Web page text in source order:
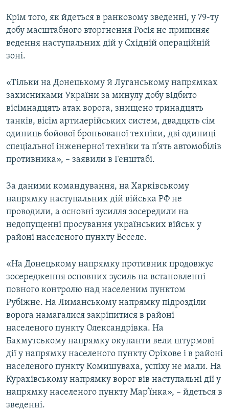
Крім того, як йдеться в ранковому зведенні, у 79-ту
добу масштабного вторгнення Росія не припиняє
ведення наступальних дій у Східній операційній
зоні.
«Тільки на Донецькому й Луганському напрямках
захисниками України за минулу добу відбито
вісімнадцять атак ворога, знищено тринадцять
танків, вісім артилерійських систем, двадцять сім
одиниць бойової броньованої техніки, дві одиниці
спеціальної інженерної техніки та п’ять автомобілів
противника», – заявили в Генштабі.
За даними командування, на Харківському
напрямку наступальних дій війська РФ не
проводили, а основні зусилля зосередили на
недопущенні просування українських військ у
районі населеного пункту Веселе.
«На Донецькому напрямку противник продовжує
зосередження основних зусиль на встановленні
повного контролю над населеним пунктом
Рубіжне. На Лиманському напрямку підрозділи
ворога намагалися закріпитися в районі
населеного пункту Олександрівка. На
Бахмутському напрямку окупанти вели штурмові
дії у напрямку населеного пункту Оріхове і в районі
населеного пункту Комишуваха, успіху не мали. На
Курахівському напрямку ворог вів наступальні дії у
напрямку населеного пункту Мар’їнка», – йдеться в
зведенні.